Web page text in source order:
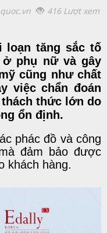
416 Lượt xem
loạn tăng sắc tố
phụ nữ và gây
cũng như chất
việc chẩn đoán
thức lớn do
ổn định.
phác đồ và công
đảm bảo được
khách hàng.